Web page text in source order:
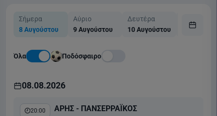
Σήμερα
8 Αυγούστου
Αύριο
9 Αυγούστου
Δευτέρα
10 Αυγούστου
11
Όλα Ποδόσφαιρο
08.08.2026
20:00 ΑΡΗΣ - ΠΑΝΣΕΡΡΑΪΚΟΣ